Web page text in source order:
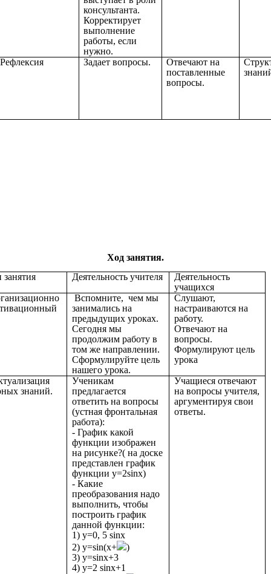
консультанта.
Корректирует
выполнение
работы, если
нужно.
Рефлексия
Задает вопросы.
Отвечают на
поставленные
вопросы.
Ход занятия.
занятия
Деятельность учителя
Деятельность
учащихся
Вспомните, чем мы
занимались на
предыдущих уроках.
Сегодня мы
продолжим работу в
том же направлении.
Сформулируйте цель
нашего урока.
Слушают,
настраиваются на
работу.
Отвечают на
вопросы.
Формулируют цель
урока
знаний.
Ученикам
предлагается
ответить на вопросы
(устная фронтальная
работа):
- График какой
функции изображен
на рисунке?( на доске
представлен график
функции y=2sinx)
- Какие
преобразования надо
выполнить, чтобы
построить график
данной функции:
1) y=0, 5 sinx
2) y=sin(x+
)
3) y=sinx+3
4) y=2 sinx+1
Учащиеся отвечают
на вопросы учителя,
аргументируя свои
ответы.